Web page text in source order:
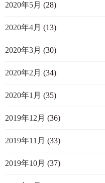
2020年5月 (28)
2020年4月 (13)
2020年3月 (30)
2020年2月 (34)
2020年1月 (35)
2019年12月 (36)
2019年11月 (33)
2019年10月 (37)